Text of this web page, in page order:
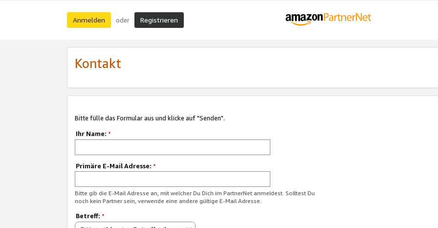
Anmelden oder Registrieren
Kontakt
Bitte fülle das Formular aus und klicke auf "Senden".
Ihr Name: *
Primäre E-Mail Adresse: *
Bitte gib die E-Mail Adresse an, mit welcher Du Dich im PartnerNet anmeldest. Solltest Du
noch kein Partner sein, verwende eine andere gültige E-Mail Adresse.
Betreff: *